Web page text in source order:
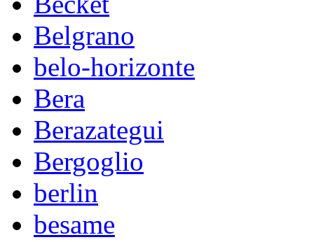
Belgrano
belo-horizonte
Bera
Berazategui
Bergoglio
berlin
besame